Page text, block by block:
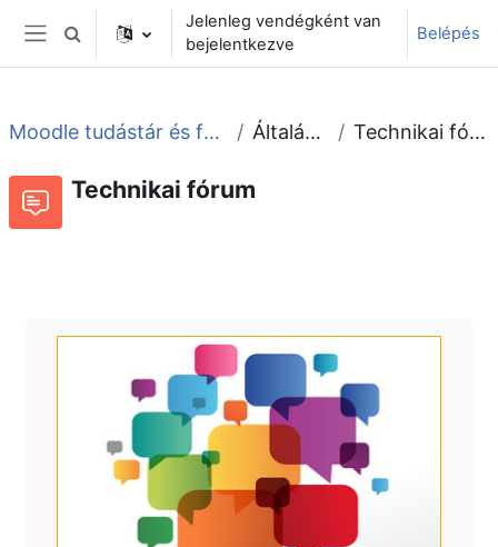
Tovább a fő tartalomhoz
Oldalpanel
Keresési bemeneti adatok váltása
Jelenleg vendégként van
bejelentkezve
Belépés
Moodle tudástár és fórum Általános Technikai fórum
Technikai fórum